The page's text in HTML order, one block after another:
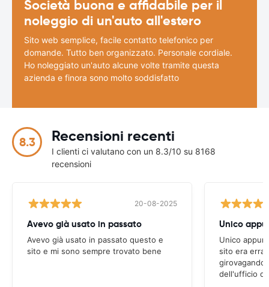
Società buona e affidabile per il
noleggio di un'auto all'estero
Sito web semplice, facile contatto telefonico per
domande. Tutto ben organizzato. Personale cordiale.
Ho noleggiato un'auto alcune volte tramite questa
azienda e finora sono molto soddisfatto
8.3 Recensioni recenti
I clienti ci valutano con un 8.3/10 su 8168
recensioni
20-08-2025
Avevo già usato in passato
Avevo già usato in passato questo e
sito e mi sono sempre trovato bene
Unico
sito era
girovagando
dell'ufficio di